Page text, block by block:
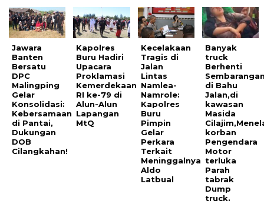
Jawara
Banten
Bersatu
DPC
Malingping
Gelar
Konsolidasi:
Kebersamaan
di Pantai,
Dukungan
DOB
Cilangkahan!
Kapolres
Buru Hadiri
Upacara
Proklamasi
Kemerdekaan
RI ke-79 di
Alun-Alun
Lapangan
MtQ
Kecelakaan
Tragis di
Jalan
Lintas
Namlea-
Namrole:
Kapolres
Buru
Pimpin
Gelar
Perkara
Terkait
Meninggalnya
Aldo
Latbual
Banyak
truck
Berhenti
di Bahu
Jalan,di
kawasan
Masida
korban
Pengendara
Motor
terluka
Parah
tabrak
Dump
truck.